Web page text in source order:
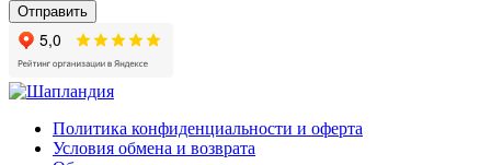
Отправить
Политика конфиденциальности и оферта
Условия обмена и возврата